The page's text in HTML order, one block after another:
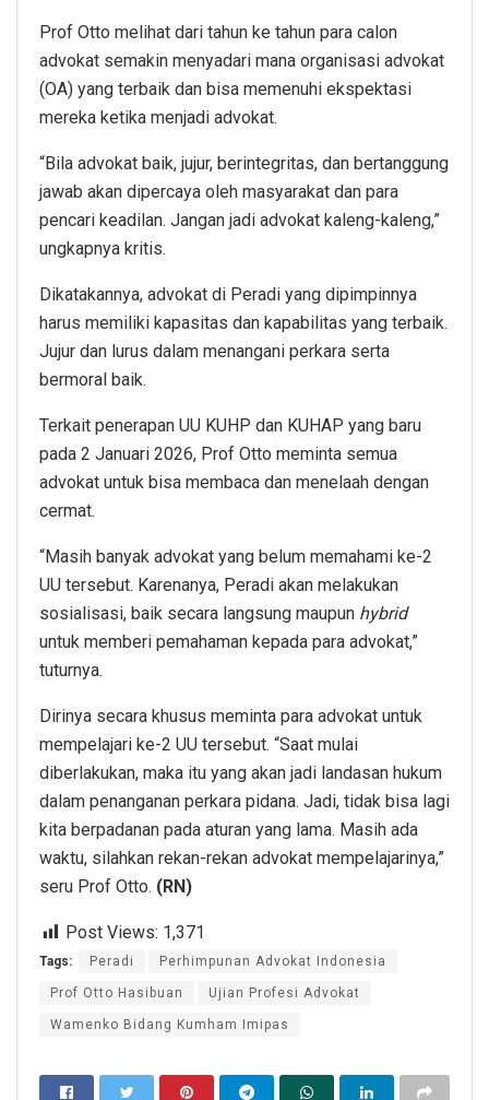
Prof Otto melihat dari tahun ke tahun para calon
advokat semakin menyadari mana organisasi advokat
(OA) yang terbaik dan bisa memenuhi ekspektasi
mereka ketika menjadi advokat.
“Bila advokat baik, jujur, berintegritas, dan bertanggung
jawab akan dipercaya oleh masyarakat dan para
pencari keadilan. Jangan jadi advokat kaleng-kaleng,”
ungkapnya kritis.
Dikatakannya, advokat di Peradi yang dipimpinnya
harus memiliki kapasitas dan kapabilitas yang terbaik.
Jujur dan lurus dalam menangani perkara serta
bermoral baik.
Terkait penerapan UU KUHP dan KUHAP yang baru
pada 2 Januari 2026, Prof Otto meminta semua
advokat untuk bisa membaca dan menelaah dengan
cermat.
“Masih banyak advokat yang belum memahami ke-2
UU tersebut. Karenanya, Peradi akan melakukan
sosialisasi, baik secara langsung maupun hybrid
untuk memberi pemahaman kepada para advokat,”
tuturnya.
Dirinya secara khusus meminta para advokat untuk
mempelajari ke-2 UU tersebut. “Saat mulai
diberlakukan, maka itu yang akan jadi landasan hukum
dalam penanganan perkara pidana. Jadi, tidak bisa lagi
kita berpadanan pada aturan yang lama. Masih ada
waktu, silahkan rekan-rekan advokat mempelajarinya,”
seru Prof Otto. (RN)
Post Views: 1,371
Tags: Peradi Perhimpunan Advokat Indonesia
Prof Otto Hasibuan Ujian Profesi Advokat
Wamenko Bidang Kumham Imipas